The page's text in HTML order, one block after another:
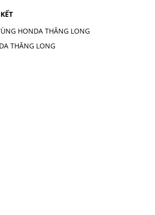
HONDA THĂNG LONG
THĂNG LONG